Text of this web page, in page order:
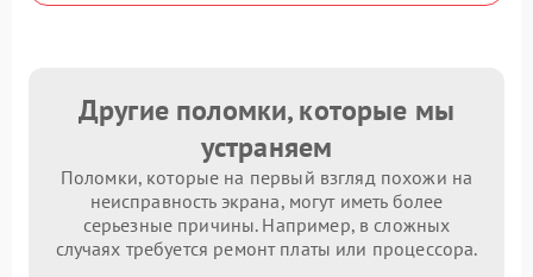
Другие поломки, которые мы
устраняем
Поломки, которые на первый взгляд похожи на
неисправность экрана, могут иметь более
серьезные причины. Например, в сложных
случаях требуется ремонт платы или процессора.